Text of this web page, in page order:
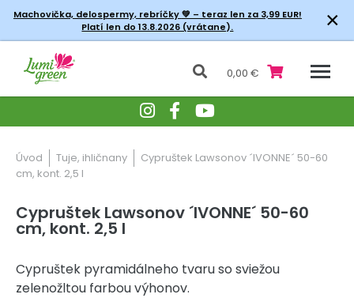
Machovička, delospermy, rebríčky💚 – teraz len za 3,99 EUR!
Platí len do 13.8.2026 (vrátane).
×
0,00 €
Úvod Tuje, ihličnany
Cypruštek Lawsonov ´IVONNE´ 50-60
cm, kont. 2,5 l
Cypruštek Lawsonov ´IVONNE´ 50-60
cm, kont. 2,5 l
Cypruštek pyramidálneho tvaru so sviežou
zelenožltou farbou výhonov.